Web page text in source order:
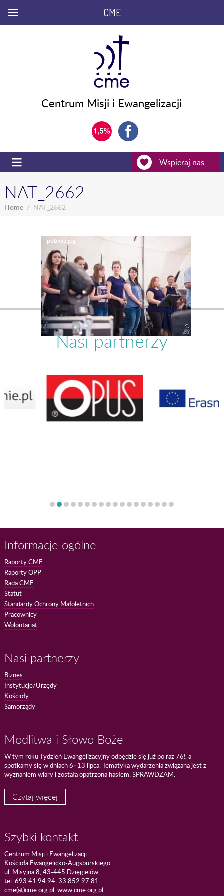
Centrum Misji i Ewangelizacji
Wspieraj nas
NAT_2662
Home NAT_2662
Nasi partnerzy
Informacje ogólne
Raporty CME
Raporty OPP
Rada CME
Statut
Standardy Ochrony Małoletnich
Pracownicy
Wolontariat
Nasi partnerzy
Biznes
Instytucje/Urzędy
Kościoły
Samorządy
Modlitwa i Słowo Boże
W tym roku Tydzień Ewangelizacyjny odbędzie się już po raz 76!, a
spotkamy się w dniach 6–13 lipca. Tematyka wydarzenia związana jest z
wyznaniem wiary i została opatrzona hasłem: SPRAWDZAM.
Czytaj więcej
Szybki kontakt
Centrum Misji i Ewangelizacji
Kościoła Ewangelicko-Augsburskiego
ul. Misyjna 8, 43-445 Dzięgielów
tel. 693 41 94 94, 33 852 97 81
cme(at)cme.org.pl, www.cme.org.pl
CME